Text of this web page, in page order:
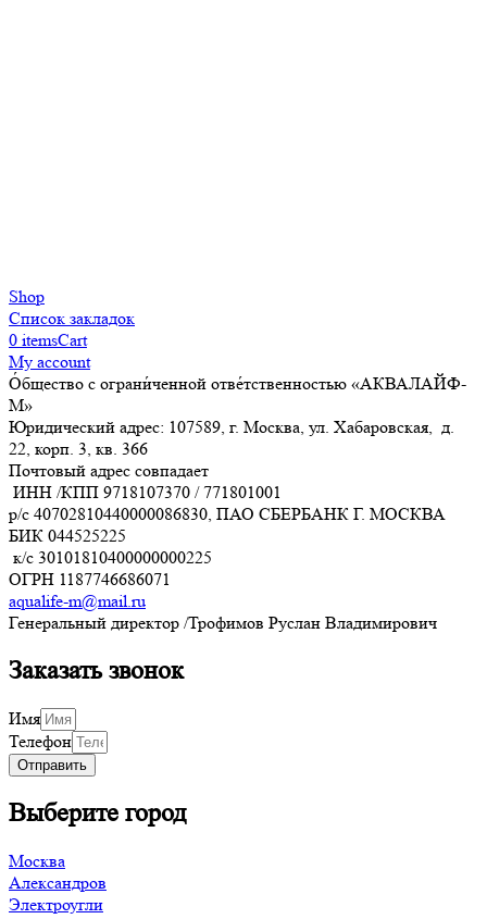
Shop
Список закладок
0 itemsCart
My account
О́бщество с ограни́ченной отве́тственностью «АКВАЛАЙФ-
М»
Юридический адрес: 107589, г. Москва, ул. Хабаровская, д.
22, корп. 3, кв. 366
Почтовый адрес совпадает
ИНН /КПП 9718107370 /771801001
р/с 40702810440000086830, ПАО СБЕРБАНК Г. МОСКВА
БИК 044525225
к/с 30101810400000000225
ОГРН 1187746686071
aqualife-m@mail.ru
Генеральный директор /Трофимов Руслан Владимирович
Заказать звонок
Имя
Телефон
Отправить
Выберите город
Москва
Александров
Электроугли